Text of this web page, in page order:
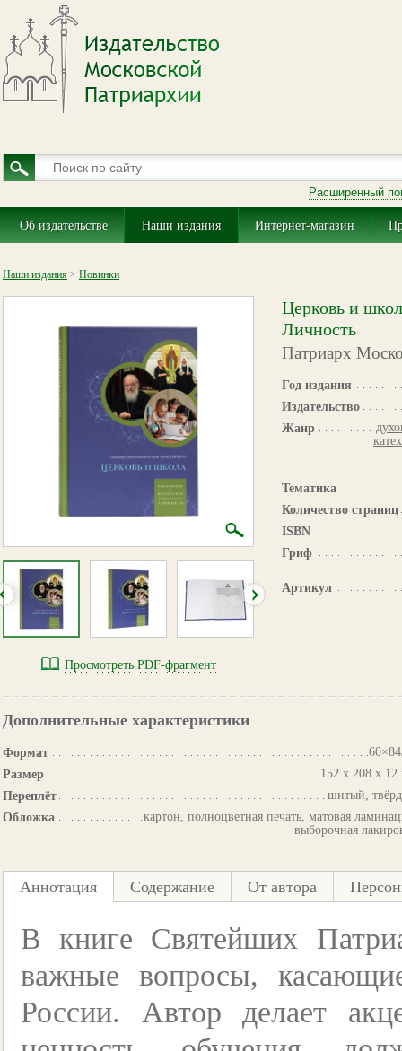
Расширенный
Об издательстве Наши издания Интернет-магазин
Наши издания > Новинки
Просмотреть PDF-фрагмент
Церковь и
Личность
Патриарх
Год издания
Издательство
Жанр
Тематика
Количество страниц
ISBN
Гриф
Артикул
Дополнительные характеристики
Формат
Размер
152 х 208 х
Переплёт
шитый,
Обложка
картон, полноцветная печать, матовая
выборочная
Аннотация Содержание От автора
В книге Святейших
важные вопросы,
России. Автор делает